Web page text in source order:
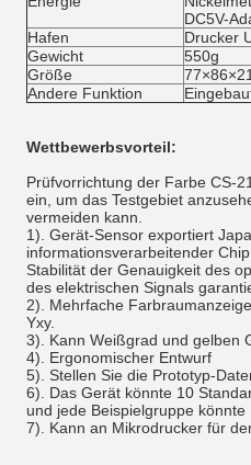
DC5V-
Hafen
Drucker
Gewicht
550g
Größe
Andere Funktion
Wettbewerbsvorteil:
Prüfvorrichtung der Farbe CS-
ein, um das Testgebiet
vermeiden kann.
1). Gerät-Sensor exportiert
informationsverarbeitender
Stabilität der Genauigkeit des
des elektrischen Signals
2). Mehrfache
Yxy.
3). Kann Weißgrad und gelben
4). Ergonomischer Entwurf
5). Stellen Sie die Prototyp-
6). Das Gerät könnte 10
und jede Beispielgruppe könnte
7). Kann an Mikrodrucker für